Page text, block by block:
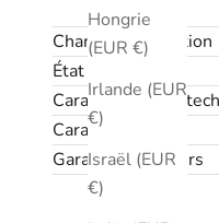
Hongrie
(EUR €)
Irlande (EUR
€)
Israël (EUR
€)
Champ d'application
État
Caractéristiques
Caractéristiques
Garantie et retours